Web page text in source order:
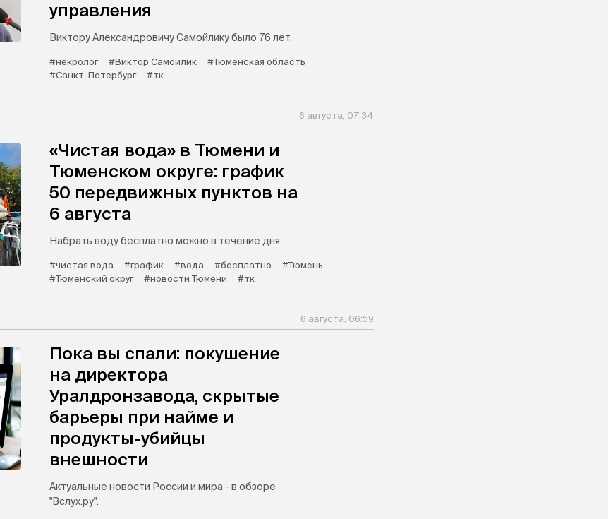
управления
Виктору Александровичу Самойлику было 76 лет.
#некролог #Виктор Самойлик
#Тюменская область
#Санкт-Петербург
#тк
6 августа, 07:34
«Чистая вода» в Тюмени и
Тюменском округе: график
50 передвижных пунктов на
6 августа
Набрать воду бесплатно можно в течение дня.
#чистая вода #график #вода #бесплатно
#Тюмень
#Тюменский округ
#новости Тюмени #тк
6 августа, 06:59
Пока вы спали: покушение
на директора
Уралдронзавода, скрытые
барьеры при найме и
продукты-убийцы
внешности
Актуальные новости России и мира - в обзоре
"Вслух.ру".